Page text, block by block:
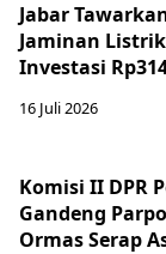
Jabar
Jaminan
Investasi
16 Juli 2026
Komisi II DPR
Gandeng
Ormas Serap